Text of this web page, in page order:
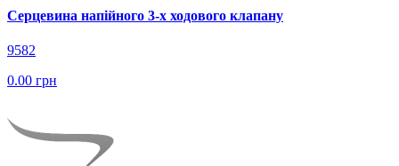
Серцевина напійного 3-х ходового клапану
9582
0.00 грн